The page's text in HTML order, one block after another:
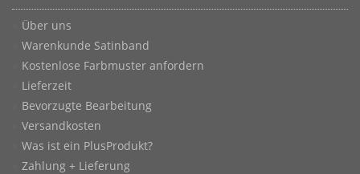
Über uns
Warenkunde Satinband
Kostenlose Farbmuster anfordern
Lieferzeit
Bevorzugte Bearbeitung
Versandkosten
Was ist ein PlusProdukt?
Zahlung + Lieferung